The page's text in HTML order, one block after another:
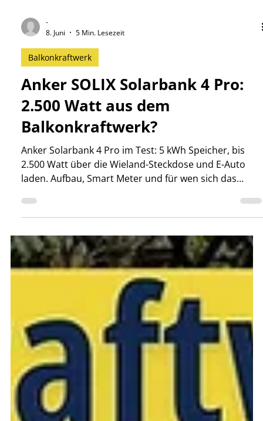
-
8. Juni
5 Min. Lesezeit
Balkonkraftwerk
Anker SOLIX Solarbank 4 Pro:
2.500 Watt aus dem
Balkonkraftwerk?
Anker Solarbank 4 Pro im Test: 5 kWh Speicher, bis
2.500 Watt über die Wieland-Steckdose und E-Auto
laden. Aufbau, Smart Meter und für wen sich das
lohnt.